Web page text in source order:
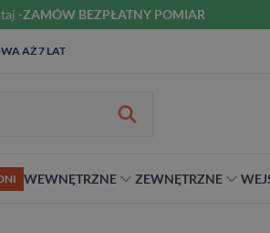
-ZAMÓW BEZPŁATNY POMIAR
AŻ 7 LAT
WEWNĘTRZNE ZEWNĘTRZNE